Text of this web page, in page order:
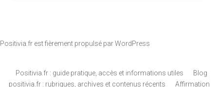
Positivia.fr est fièrement propulsé parWordPress
Positivia.fr : guide pratique, accès et informations utiles
Blog
positivia.fr : rubriques, archives et contenus récents
Affirmation